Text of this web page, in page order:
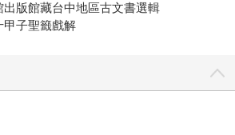
版館藏台中地區古文書選輯
子聖籤戲解